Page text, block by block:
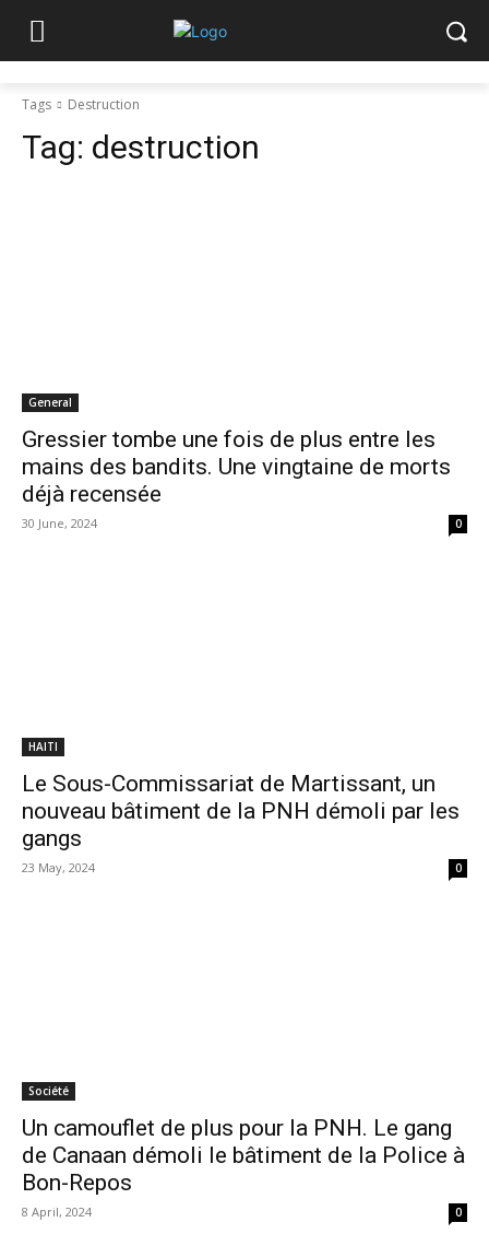
Tags Destruction
Tag: destruction
General
Gressier tombe une fois de plus entre les
mains des bandits. Une vingtaine de morts
déjà recensée
30 June, 2024 0
HAITI
Le Sous-Commissariat de Martissant, un
nouveau bâtiment de la PNH démoli par les
gangs
23 May, 2024 0
Société
Un camouflet de plus pour la PNH. Le gang
de Canaan démoli le bâtiment de la Police à
Bon-Repos
8 April, 2024 0